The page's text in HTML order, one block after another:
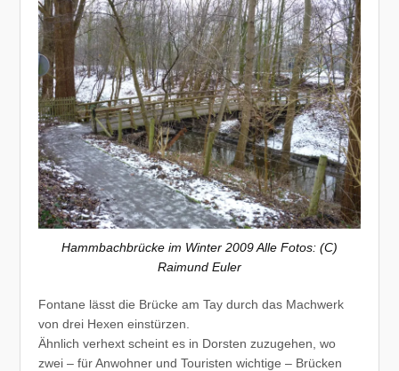
Hammbachbrücke im Winter 2009 Alle Fotos: (C)
Raimund Euler
Fontane lässt die Brücke am Tay durch das Machwerk
von drei Hexen einstürzen.
Ähnlich verhext scheint es in Dorsten zuzugehen, wo
zwei – für Anwohner und Touristen wichtige – Brücken